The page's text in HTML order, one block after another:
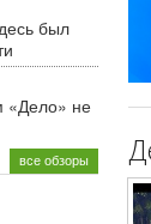
был
не
все обзоры